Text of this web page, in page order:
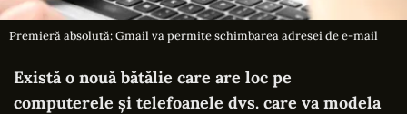
Premieră absolută: Gmail va permite schimbarea adresei de e-mail
Există o nouă bătălie care are loc pe
computerele și telefoanele dvs. care va modela